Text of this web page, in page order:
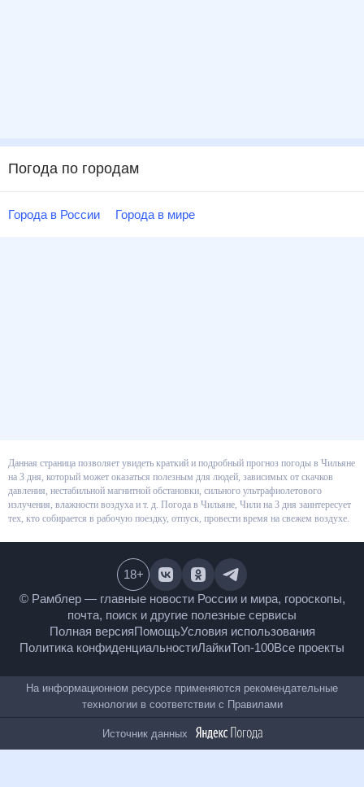
Погода по городам
Города в России Города в мире
Данная страница позволяет увидеть краткий и подробный прогноз
погоды в Чильяне на 3 дня, который может оказаться полезным для
людей, зависимых от скачков давления, нестабильной магнитной
обстановки, сильного ультрафиолетового излучения, влажности воздуха
и т. д. Погода в Чильяне, Чили на 3 дня заинтересует тех, кто собирается в
© Рамблер — главные новости России и мира,
гороскопы, почта, поиск и другие полезные сервисы
Полная версияПомощьУсловия использования
Все проекты
18+
На информационном ресурсе применяются
рекомендательные технологии в соответствии с